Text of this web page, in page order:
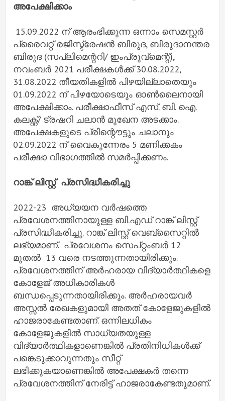
അപേക്ഷിക്കാം
15.09.2022 ന് ആരംഭിക്കുന്ന ഒന്നാം സെമസ്റ്റർ
പ്രൈവറ്റ് രജിസ്ട്രേഷൻ ബിരുദ, ബിരുദാനന്തര
ബിരുദ (സപ്ലിമെന്ററി/ ഇംപ്രൂവ്മെന്റ്),
നവംബർ 2021 പരീക്ഷകൾക്ക് 30.08.2022,
31.08.2022 തീയതികളിൽ പിഴയില്ലാതെയും
01.09.2022 ന് പിഴയോടെയും ഓൺലൈനായി
അപേക്ഷിക്കാം. പരീക്ഷാഫീസ് എസ്. ബി. ഐ.
കലക്റ്റ്/ ട്രഷറി ചലാൻ മുഖേന അടക്കാം.
അപേക്ഷകളുടെ പ്രിന്റൌട്ടും ചലാനും
02.09.2022 ന് വൈകുന്നേരം 5 മണിക്കകം
പരീക്ഷാ വിഭാഗത്തിൽ സമർപ്പിക്കണം.
റാങ്ക് ലിസ്റ്റ് പ്രസിദ്ധീകരിച്ചു
2022-23 അധ്യയന വർഷത്തെ
പ്രവേശനത്തിനായുള്ള ബി.എഡ്‌ റാങ്ക് ലിസ്റ്റ്
പ്രസിദ്ധീകരിച്ചു. റാങ്ക് ലിസ്റ്റ് വെബ്‌സൈറ്റിൽ
ലഭ്യമാണ്. പ്രവേശനം സെപ്റ്റംബർ 12
മുതൽ 13 വരെ നടത്തുന്നതായിരിക്കും.
പ്രവേശനത്തിന് അർഹരായ വിദ്യാർത്ഥികളെ
കോളേജ് അധികാരികൾ
ബന്ധപ്പെടുന്നതായിരിക്കും. അർഹരായവർ
അസ്സൽ രേഖകളുമായി അതത് കോളേജുകളിൽ
ഹാജരാകേണ്ടതാണ്. ഒന്നിലധികം
കോളേജുകളിൽ സാധ്യതയുള്ള
വിദ്യാർത്ഥികളാണെങ്കിൽ പ്രതിനിധികൾക്ക്
പങ്കെടുക്കാവുന്നതും സീറ്റ്
ലഭിക്കുകയാണെങ്കിൽ അപേക്ഷകർ തന്നെ
പ്രവേശനത്തിന് നേരിട്ട് ഹാജരാകേണ്ടതുമാണ്.